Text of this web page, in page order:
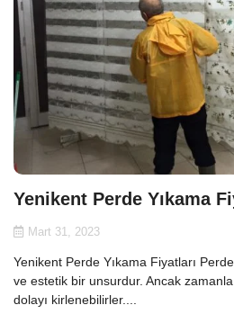
Yenikent Perde Yıkama
Mart 31, 2023
Yenikent Perde Yıkama Fiyatları
ve estetik bir unsurdur. Ancak
dolayı kirlenebilirler....